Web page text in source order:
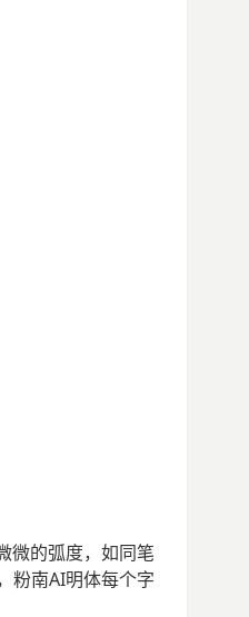
微的弧度，如同笔
粉南AI明体每个字